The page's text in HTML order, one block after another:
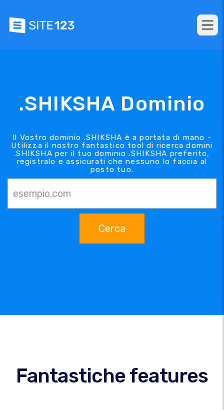
.SHIKSHA Dominio
Il Vostro dominio .SHIKSHA è a portata di mano -
Utilizza il nostro fantastico tool di ricerca domini
.SHIKSHA per il tuo dominio .SHIKSHA preferito,
registralo e assicurati che nessuno lo faccia al
posto tuo.
Cerca
Fantastiche features